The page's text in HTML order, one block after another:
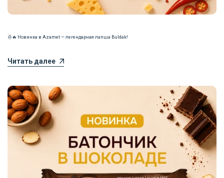
🍜🔥 Новинка в Azamet — легендарная лапша Buldak!
Читать далее